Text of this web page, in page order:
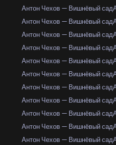
Антон Чехов — Вишнёвый сад
Антон Чехов — Вишнёвый сад
Антон Чехов — Вишнёвый сад
Антон Чехов — Вишнёвый сад
Антон Чехов — Вишнёвый сад
Антон Чехов — Вишнёвый сад
Антон Чехов — Вишнёвый сад
Антон Чехов — Вишнёвый сад
Антон Чехов — Вишнёвый сад
Антон Чехов — Вишнёвый сад
Антон Чехов — Вишнёвый сад